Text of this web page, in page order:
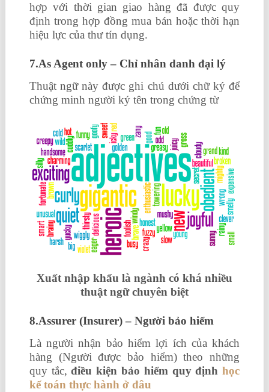
hợp với thời gian giao hàng đã được quy
định trong hợp đồng mua bán hoặc thời hạn
hiệu lực của thư tín dụng.
7.As Agent only – Chỉ nhân danh đại lý
Thuật ngữ này được ghi chú dưới chữ ký để
chứng minh người ký tên trong chứng từ
Xuất nhập khẩu là ngành có khá nhiều
thuật ngữ chuyên biệt
8.Assurer (Insurer) – Người bảo hiểm
Là người nhận bảo hiểm lợi ích của khách
hàng (Người được bảo hiểm) theo những
quy tắc,điều kiện bảo hiểm quy địnhhọc
kế toán thực hành ở đâu